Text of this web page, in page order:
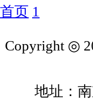
首页 1
Copyright ◎
地址：